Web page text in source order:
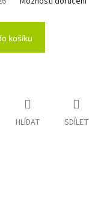
košíku
HLÍDAT SDÍLET